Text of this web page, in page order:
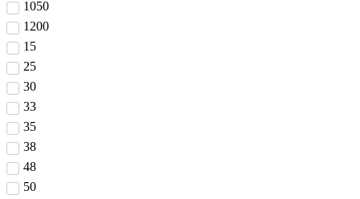
1050
1200
15
25
30
33
35
38
48
50